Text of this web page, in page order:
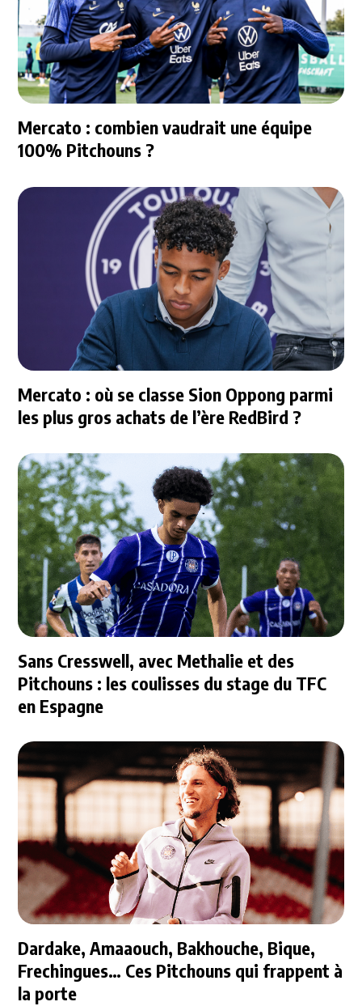
Mercato : combien vaudrait une équipe
100% Pitchouns ?
Mercato : où se classe Sion Oppong parmi
les plus gros achats de l’ère RedBird ?
Sans Cresswell, avec Methalie et des
Pitchouns : les coulisses du stage du TFC
en Espagne
Dardake, Amaaouch, Bakhouche, Bique,
Frechingues… Ces Pitchouns qui frappent à
la porte